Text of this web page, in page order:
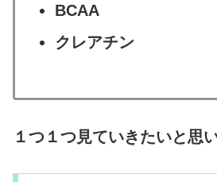
BCAA
クレアチン
１つ１つ見ていきたいと思い